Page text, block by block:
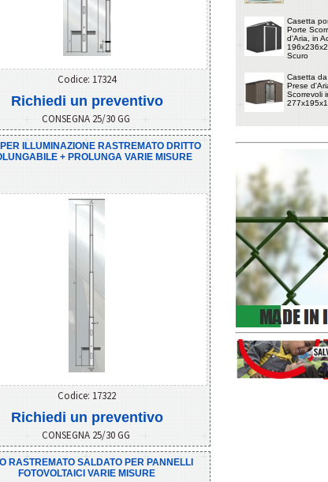
Codice: 17324
Richiedi un preventivo
CONSEGNA 25/30 GG
ILLUMINAZIONE RASTREMATO DRITTO
+ PROLUNGA VARIE MISURE
Codice: 17322
Richiedi un preventivo
CONSEGNA 25/30 GG
RASTREMATO SALDATO PER PANNELLI
FOTOVOLTAICI VARIE MISURE
Casetta
Porte
d'Aria, in
Scuro
Casetta
Prese
Scorrevoli